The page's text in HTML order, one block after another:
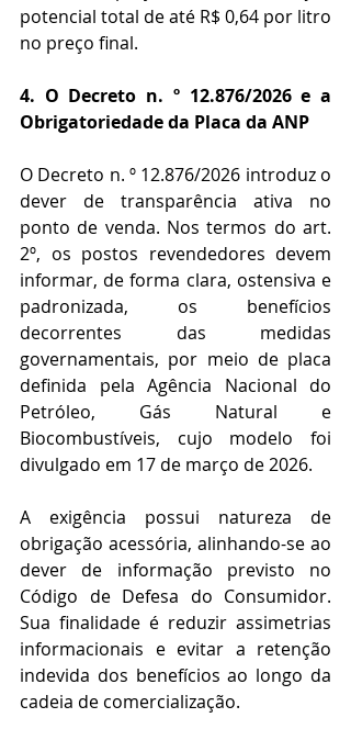
potencial total de até R$ 0,64 por litro
no preço final.
4. O Decreto n. º 12.876/2026 e a
Obrigatoriedade da Placa da ANP
O Decreto n. º 12.876/2026 introduz o
dever de transparência ativa no
ponto de venda. Nos termos do art.
2º, os postos revendedores devem
informar, de forma clara, ostensiva e
padronizada, os benefícios
decorrentes das medidas
governamentais, por meio de placa
definida pela Agência Nacional do
Petróleo, Gás Natural e
Biocombustíveis, cujo modelo foi
divulgado em 17 de março de 2026.
A exigência possui natureza de
obrigação acessória, alinhando-se ao
dever de informação previsto no
Código de Defesa do Consumidor.
Sua finalidade é reduzir assimetrias
informacionais e evitar a retenção
indevida dos benefícios ao longo da
cadeia de comercialização.